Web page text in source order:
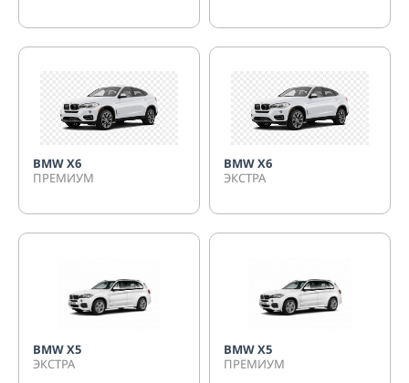
BMW X6
ПРЕМИУМ
BMW X6
ЭКСТРА
BMW X5
ЭКСТРА
BMW X5
ПРЕМИУМ